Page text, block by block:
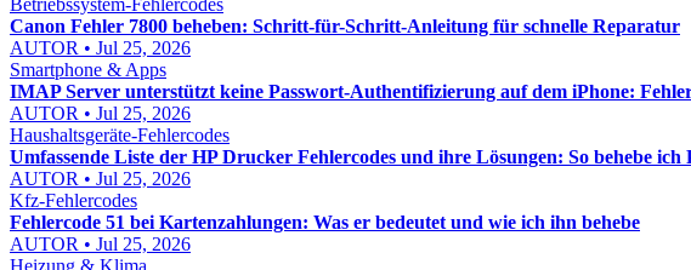
Betriebssystem-Fehlercodes
Canon Fehler 7800 beheben: Schritt-für-Schritt-Anleitung für schnelle Reparatur
AUTOR • Jul 25, 2026
Smartphone & Apps
IMAP Server unterstützt keine Passwort-Authentifizierung auf dem iPhone:
AUTOR • Jul 25, 2026
Haushaltsgeräte-Fehlercodes
Umfassende Liste der HP Drucker Fehlercodes und ihre Lösungen: So behebe ich
AUTOR • Jul 25, 2026
Kfz-Fehlercodes
Fehlercode 51 bei Kartenzahlungen: Was er bedeutet und wie ich ihn behebe
AUTOR • Jul 25, 2026
Heizung & Klima